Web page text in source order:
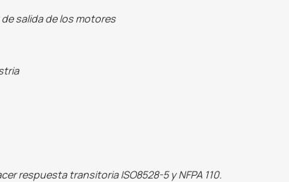
salida de los motores
respuesta transitoria ISO8528-5 y NFPA 110.